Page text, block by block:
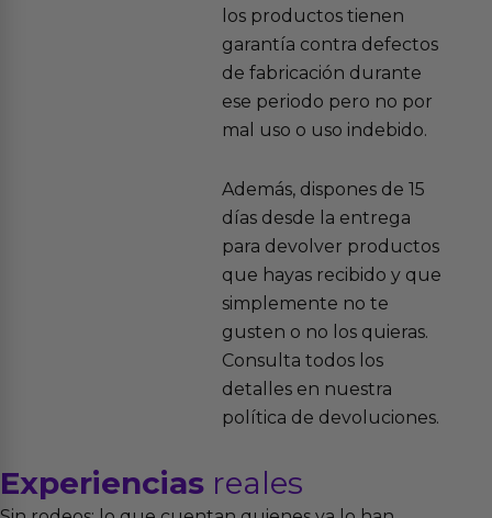
los productos tienen
garantía contra defectos
de fabricación durante
ese periodo pero no por
mal uso o uso indebido.
Además, dispones de 15
días desde la entrega
para devolver productos
que hayas recibido y que
simplemente no te
gusten o no los quieras.
Consulta todos los
detalles en nuestra
política de devoluciones.
Experiencias reales